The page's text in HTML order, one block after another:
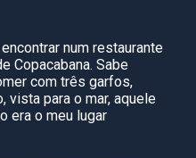
num restaurante
Copacabana. Sabe
com três garfos,
vista para o mar, aquele
era o meu lugar